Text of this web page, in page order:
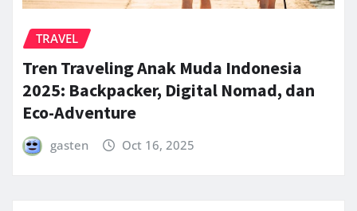
TRAVEL
Tren Traveling Anak Muda Indonesia
2025: Backpacker, Digital Nomad, dan
Eco-Adventure
gasten Oct 16, 2025